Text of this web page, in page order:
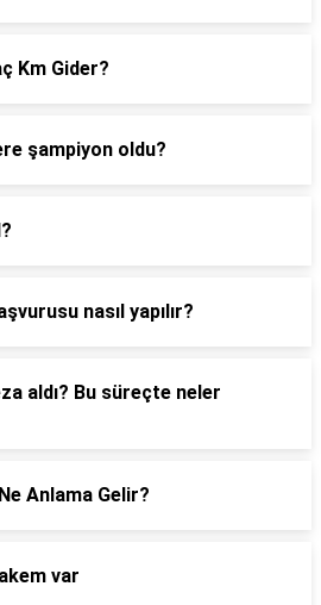
Km Gider?
şampiyon oldu?
nasıl yapılır?
aldı? Bu süreçte neler
Anlama Gelir?
var